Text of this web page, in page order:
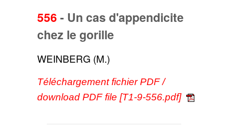
556 - Un cas d'appendicite
chez le gorille
WEINBERG (M.)
Téléchargement fichier PDF /
download PDF file [T1-9-556.pdf]